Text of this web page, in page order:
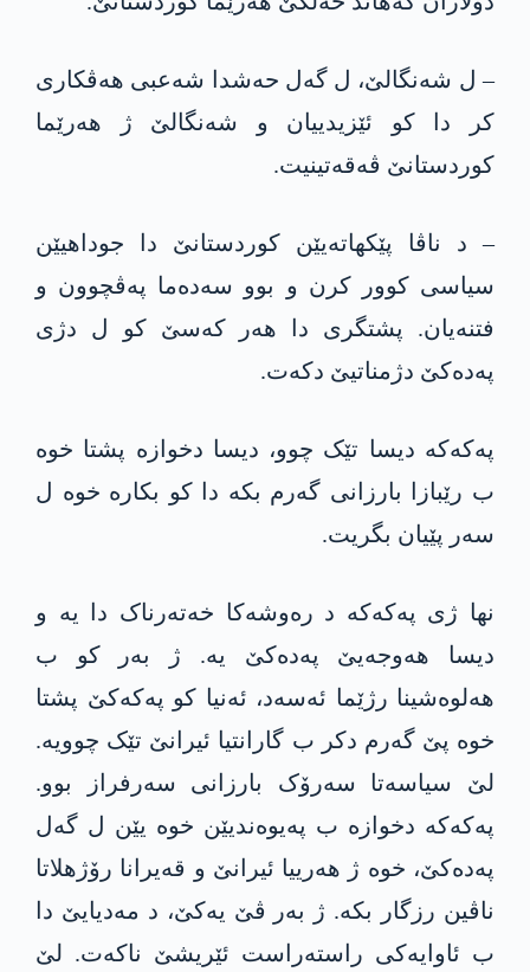
– ل شەنگالێ، ل گه‌ل حه‌شدا شه‌عبی هەڤکاری
کر دا کو ئێزیدییان و شەنگالێ ژ هەرێما
کوردستانێ ڤەقەتینیت.
– د ناڤا پێكهاته‌یێن کوردستانێ دا جوداهیێن
سیاسی کوور كرن و بوو سەدەما پەڤچوون و
فتنەیان. پشتگری دا هەر کەسێ کو ل دژی
په‌ده‌كێ دژمناتیێ دكه‌ت.
په‌كه‌كە دیسا تێک چوو، دیسا دخوازە پشتا خوە
ب رێبازا بارزانی گه‌رم بكه‌ دا كو بکارە خوە ل
سەر پێیان بگریت.
نها ژی په‌كه‌كە د رەوشەکا خەتەرناک دا یە و
دیسا هەوجەیێ په‌ده‌كێ یە. ژ بەر کو ب
هه‌لوەشینا رژێما ئەسەد، ئه‌نیا کو په‌كه‌كێ پشتا
خوە پێ گه‌رم دكر ب گارانتیا ئیرانێ تێک چوویە.
لێ سیاسەتا سەرۆک بارزانی سەرفراز بوو.
په‌كه‌كە دخوازە ب په‌یوه‌ندیێن خوە یێن ل گه‌ل
په‌ده‌كێ، خوە ژ هەرییا ئیرانێ و قەیرانا رۆژهلاتا
ناڤین رزگار بکە. ژ بەر ڤێ یەکێ، د مەدیایێ دا
ب ئاوایەکی راستەراست ئێریشێ ناکەت. لێ